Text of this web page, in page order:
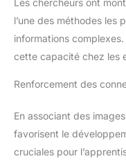
Les chercheurs ont
l’une des méthodes les
informations
cette capacité chez les
Renforcement des
En associant des
favorisent le
cruciales pour